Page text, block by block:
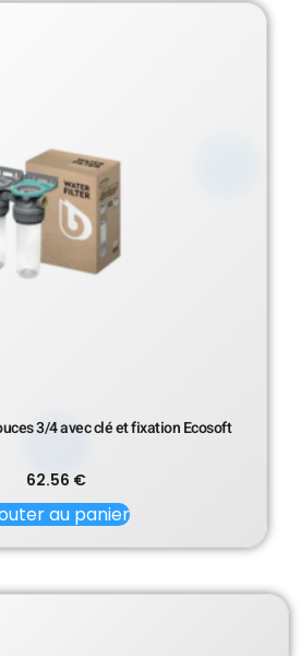
3/4 avec clé et fixation Ecosoft
62.56 €
au panier